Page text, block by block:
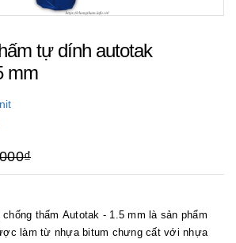
tự dính autotak
mm
chống thấm Autotak - 1.5 mm là sản phẩm
làm từ nhựa bitum chưng cất với nhựa